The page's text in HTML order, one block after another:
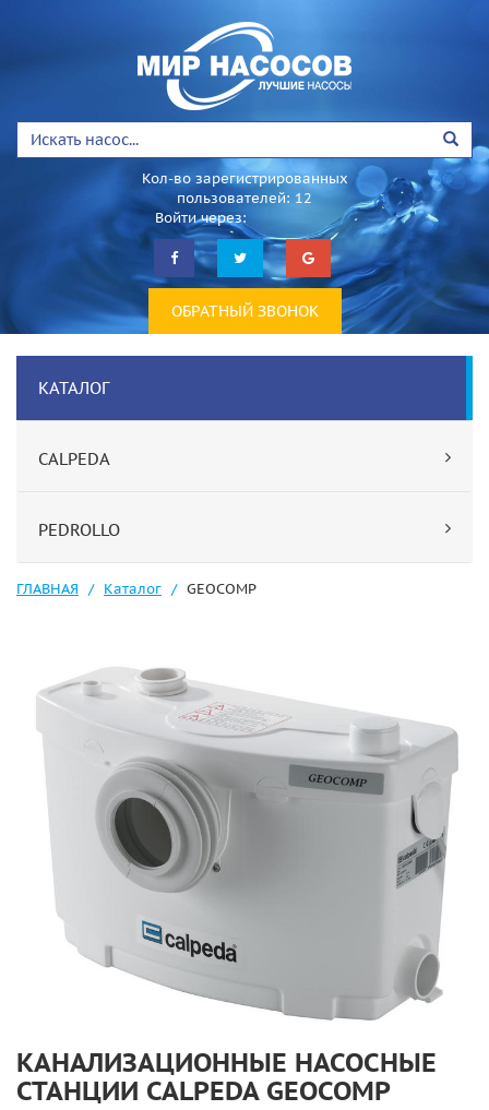
Кол-во зарегистрированных
пользователей: 12
Войти через:
ОБРАТНЫЙ ЗВОНОК
КАТАЛОГ
CALPEDA
PEDROLLO
ГЛАВНАЯ Каталог GEOCOMP
КАНАЛИЗАЦИОННЫЕ НАСОСНЫЕ
СТАНЦИИ CALPEDA GEOCOMP